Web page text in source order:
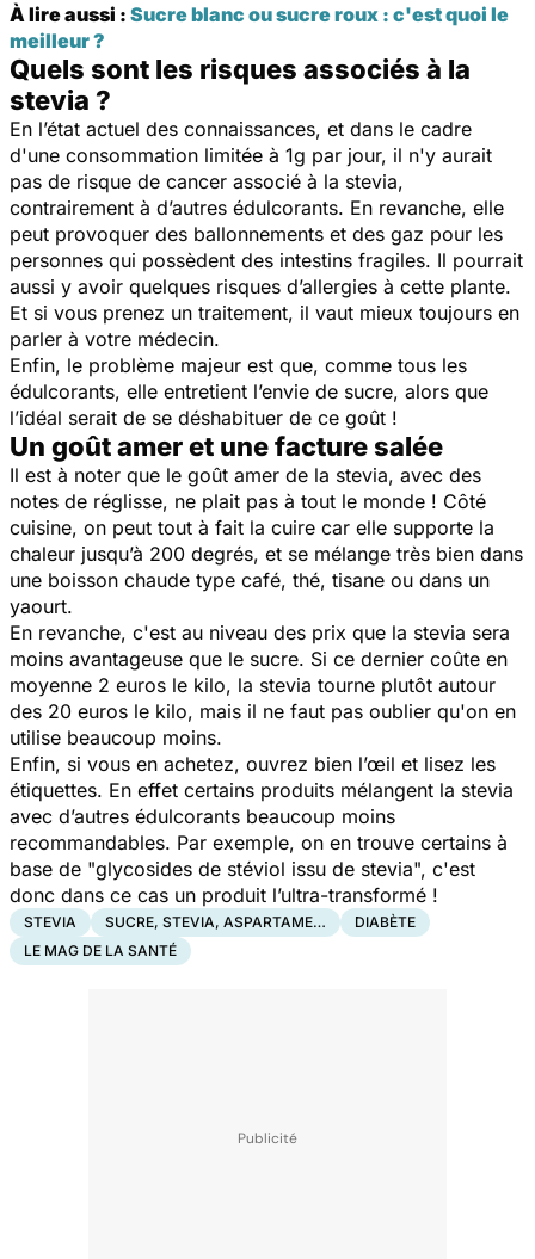
À lire aussi : Sucre blanc ou sucre roux : c'est quoi le
meilleur ?
Quels sont les risques associés à la
stevia ?
En l’état actuel des connaissances, et dans le cadre
d'une consommation limitée à 1g par jour, il n'y aurait
pas de risque de cancer associé à la stevia,
contrairement à d’autres édulcorants. En revanche, elle
peut provoquer des ballonnements et des gaz pour les
personnes qui possèdent des intestins fragiles. Il pourrait
aussi y avoir quelques risques d’allergies à cette plante.
Et si vous prenez un traitement, il vaut mieux toujours en
parler à votre médecin.
Enfin, le problème majeur est que, comme tous les
édulcorants, elle entretient l’envie de sucre, alors que
l’idéal serait de se déshabituer de ce goût !
Un goût amer et une facture salée
Il est à noter que le goût amer de la stevia, avec des
notes de réglisse, ne plait pas à tout le monde ! Côté
cuisine, on peut tout à fait la cuire car elle supporte la
chaleur jusqu’à 200 degrés, et se mélange très bien dans
une boisson chaude type café, thé, tisane ou dans un
yaourt.
En revanche, c'est au niveau des prix que la stevia sera
moins avantageuse que le sucre. Si ce dernier coûte en
moyenne 2 euros le kilo, la stevia tourne plutôt autour
des 20 euros le kilo, mais il ne faut pas oublier qu'on en
utilise beaucoup moins.
Enfin, si vous en achetez, ouvrez bien l’œil et lisez les
étiquettes. En effet certains produits mélangent la stevia
avec d’autres édulcorants beaucoup moins
recommandables. Par exemple, on en trouve certains à
base de "glycosides de stéviol issu de stevia", c'est
donc dans ce cas un produit l’ultra-transformé !
STEVIA SUCRE, STEVIA, ASPARTAME…
DIABÈTE
LE MAG DE LA SANTÉ